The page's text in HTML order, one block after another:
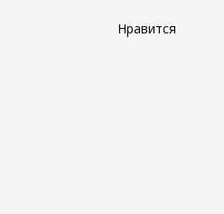
Нравится